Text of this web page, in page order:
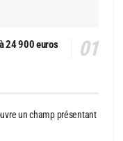
24 900 euros
un champ présentant